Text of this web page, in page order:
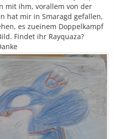
mit ihm, vorallem von der
hat mir in Smaragd gefallen,
es zueinem Doppelkampf
Findet ihr Rayquaza?